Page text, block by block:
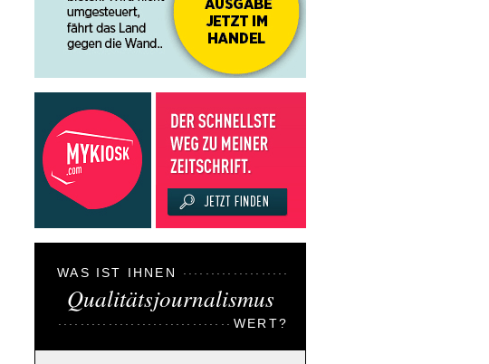
WAS IST IHNEN
Qualitätsjournalismus
WERT?